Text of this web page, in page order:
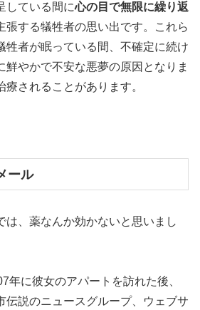
している間に心の目で無限に繰り返
張する犠牲者の思い出です。これら
牲者が眠っている間、不確定に続け
鮮やかで不安な悪夢の原因となりま
されることがあります。
ール
は、薬なんか効かないと思いまし
年に彼女のアパートを訪れた後、
伝説のニュースグループ、ウェブサ